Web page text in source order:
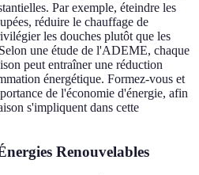
Par exemple, éteindre les
réduire le chauffage de
les douches plutôt que les
une étude de l'ADEME, chaque
peut entraîner une réduction
énergétique. Formez-vous et
de l'économie d'énergie, afin
s'impliquent dans cette
Renouvelables